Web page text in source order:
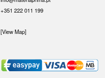
+351 222 011 199
[View Map]